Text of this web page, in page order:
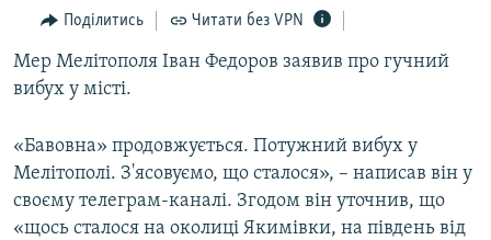
навігації
Перейти
до
БЛОГИ
ПОГЛЯД
ІНТЕРВ'Ю
ВСЕ ЗА ДЕНЬ
СПЕЦПРОЕКТИ
ЯК ОБІЙТИ БЛОКУВАННЯ
Поділитись Читати без VPN
Мер Мелітополя Іван Федоров заявив про гучний
вибух у місті.
«Бавовна» продовжується. Потужний вибух у
Мелітополі. З'ясовуємо, що сталося», – написав він у
своєму телеграм-каналі. Згодом він уточнив, що
«щось сталося на околиці Якимівки, на південь від